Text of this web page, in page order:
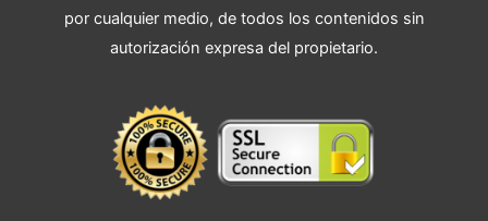
por cualquier medio, de todos los contenidos sin
autorización expresa del propietario.